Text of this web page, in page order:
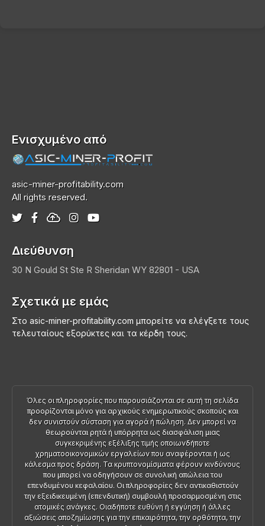
Ενισχυμένο από
asic-miner-profitability.com
All rights reserved.
Διεύθυνση
30 N Gould St Ste R Sheridan WY 82801 - USA
Σχετικά με εμάς
Στο asic-miner-profitability.com μπορείτε να ελέγξετε τους
τελευταίους εξορύκτες και τα κέρδη τους.
Όλες οι πληροφορίες που παρουσιάζονται σε αυτή τη σελίδα
προορίζονται μόνο για αρχικούς ενημερωτικούς σκοπούς και
δεν συνιστούν σύσταση για αγορά ή πώληση. Δεν μπορεί να
θεωρούνται ρητά ή υπόρρητα ως διασφάλιση μιας
συγκεκριμένης εξέλιξης τιμής οποιωνδήποτε
χρηματοοικονομικών εργαλείων που αναφέρονται ή ως
κάλεσμα προς δράση. Τα κρυπτονομίσματα φέρουν κινδύνους
που μπορεί να οδηγήσουν σε συνολική απώλεια του
επενδυμένου κεφαλαίου. Οι πληροφορίες δεν αντικαθιστούν
την εξειδικευμένη (επενδυτική) συμβουλή προσαρμοσμένη στις
ατομικές ανάγκες. Οιαδήποτε ευθύνη ή εγγύηση ή άλλες
αξιώσεις αποζημίωσης για την επικαιρότητα, την ορθότητα, την